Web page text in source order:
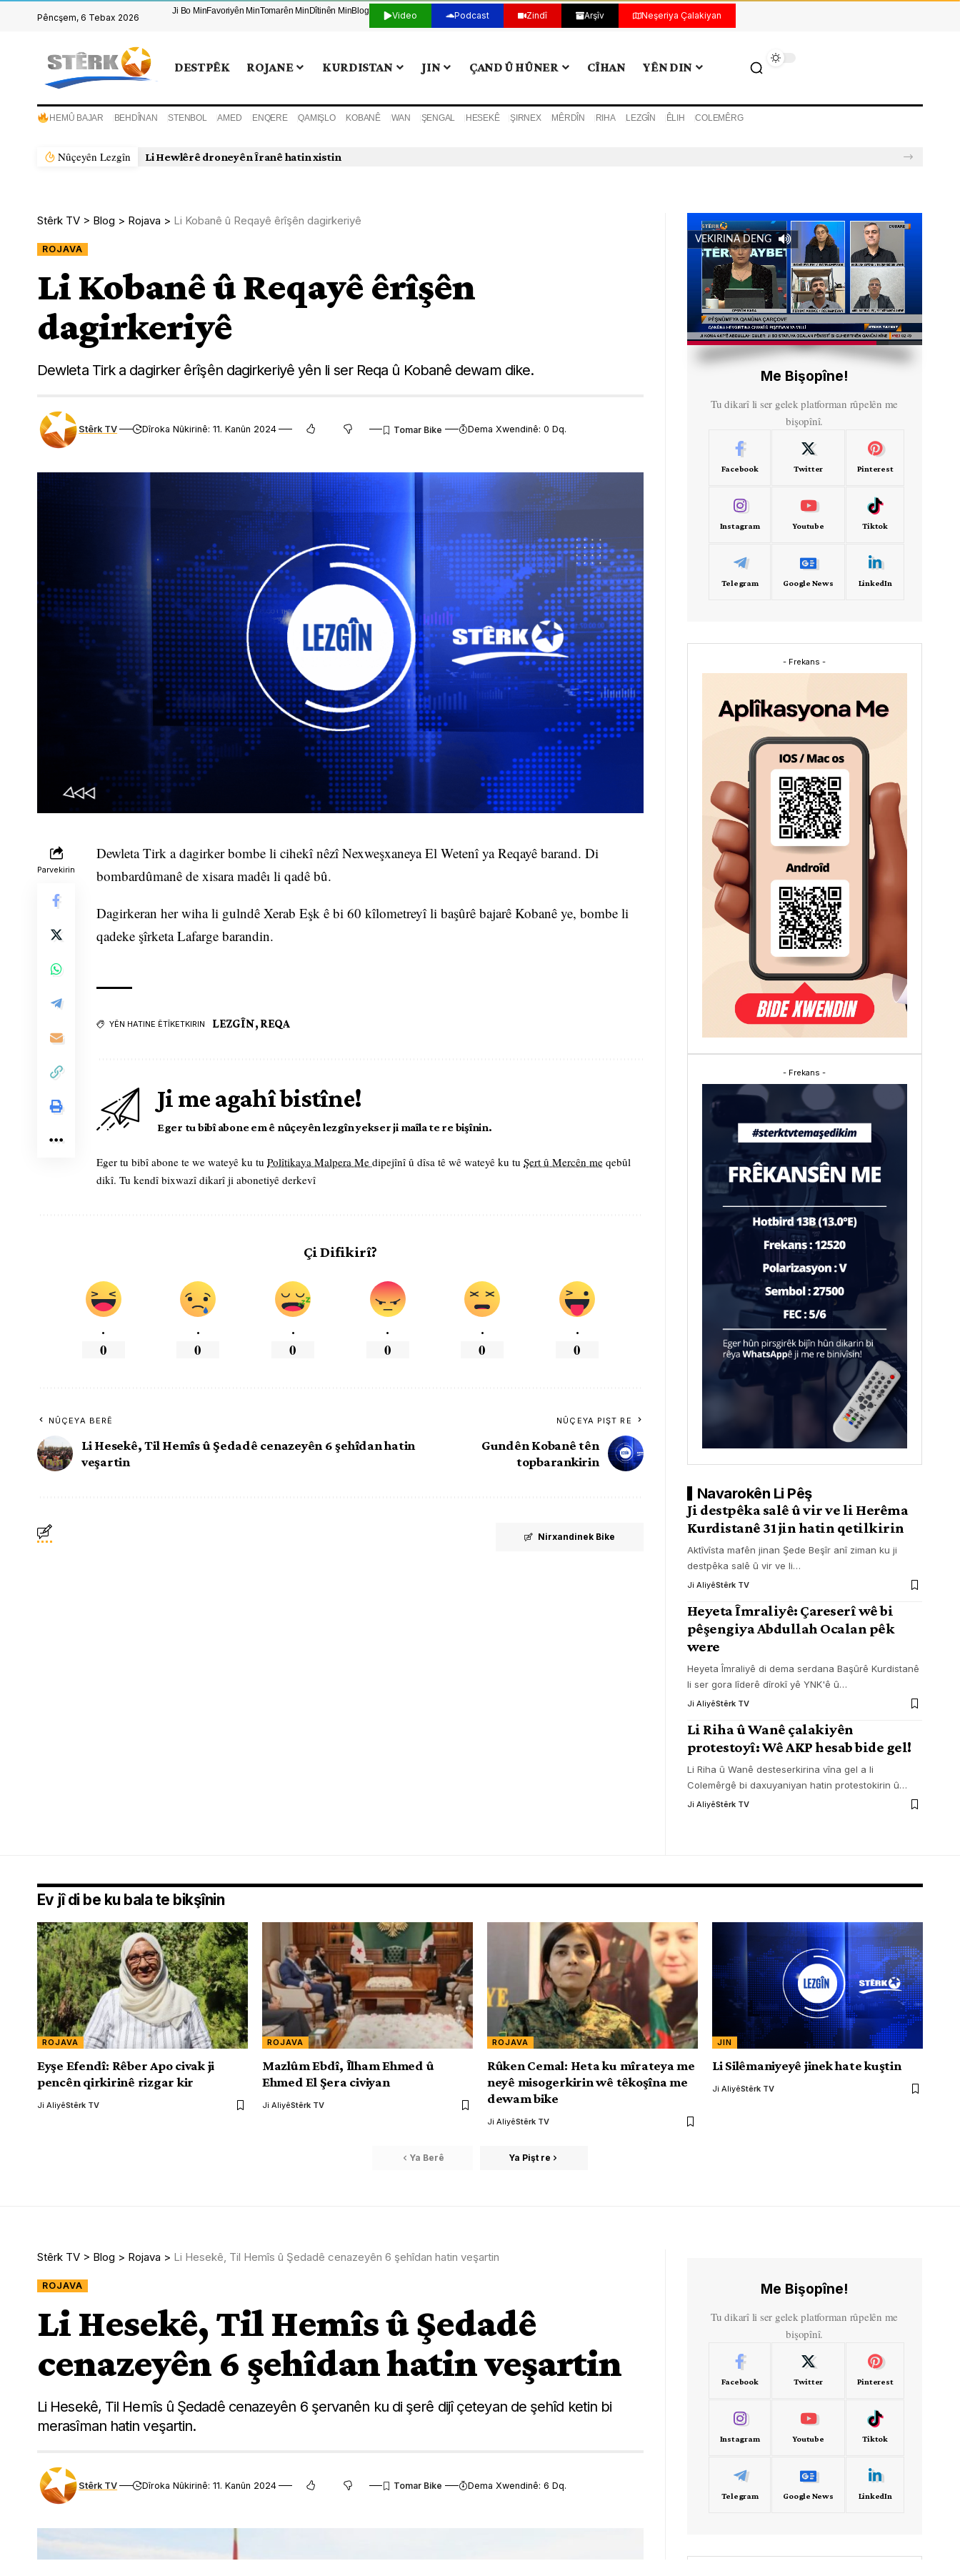
Pêncşem, 6 Tebax 2026
Ji Bo MinFavoriyên MinTomarên Min Dîtinên MinBlog Video Podcast Zindî Arşîv Neşeriya Çalakiyan
DESTPÊK ROJANE KURDISTAN JIN ÇAND Û HÛNER CÎHAN YÊN DIN
HEMÛ BAJAR BEHDÎNAN STENBOL AMED ENQERE QAMIŞLO KOBANÊ WAN ŞENGAL HESEKÊ ŞIRNEX MÊRDÎN RIHA LEZGÎN ÊLIH COLEMÊRG
Nûçeyên Lezgîn
Stêrk TV > Blog > Rojava > Li Kobanê û Reqayê êrîşên dagirkeriyê
ROJAVA
Li Kobanê û Reqayê êrîşên
dagirkeriyê
Dewleta Tirk a dagirker êrîşên dagirkeriyê yên li ser Reqa û Kobanê dewam dike.
Stêrk TV Dîroka Nûkirinê: 11. Kanûn 2024 Dema Xwendinê: 0 Dq.
Parvekirin
Dewleta Tirk a dagirker bombe li cihekî nêzî Nexweşxaneya El Wetenî ya Reqayê barand. Di
bombardûmanê de xisara madêı li qadê bû.
Dagirkeran her wiha li gulndê Xerab Eşk ê bi 60 kîlometreyî li başûrê bajarê Kobanê ye, bombe li
qadeke şîrketa Lafarge barandin.
YÊN HATINE ÊTÎKETKIRIN LEZGÎN, REQA
Ji me agahî bistîne!
Eger tu bibî abone em ê nûçeyên lezgîn yekser ji maîla te re bişînin.
Eger tu bibî abone te we wateyê ku tu Polîtikaya Malpera Me dipejînî û dîsa tê wê wateyê ku tu Şert û Mercên me qebûl
dikî. Tu kendî bixwazî dikarî ji abonetiyê derkevî
Çi Difikirî?
.
0
.
0
.
0
.
0
.
0
.
0
NÛÇEYA BERÊ
Li Hesekê, Til Hemîs û Şedadê cenazeyên 6 şehîdan hatin
veşartin
NÛÇEYA PIŞT RE
Gundên Kobanê tên
topbarankirin
Nirxandinek Bike
VEKIRINA DENG
Me Bişopîne!
Tu dikarî li ser gelek platforman rûpelên me
bişopînî.
Facebook Twitter Pinterest
Instagram Youtube Tiktok
Telegram Google News LinkedIn
- Frekans -
- Frekans -
Navarokên Li Pêş
Ji destpêka salê û vir ve li Herêma
Kurdistanê 31 jin hatin qetilkirin
Aktîvîsta mafên jinan Şede Beşîr anî ziman ku ji
destpêka salê û vir ve li…
Ji AliyêStêrk TV
Heyeta Îmraliyê: Çareserî wê bi
pêşengiya Abdullah Ocalan pêk
were
Heyeta Îmraliyê di dema serdana Başûrê Kurdistanê
li ser gora lîderê dîrokî yê YNK'ê û…
Ji AliyêStêrk TV
Li Riha û Wanê çalakiyên
protestoyî: Wê AKP hesab bide gel!
Li Riha û Wanê desteserkirina vîna gel a li
Colemêrgê bi daxuyaniyan hatin protestokirin û…
Ji AliyêStêrk TV
Ev jî di be ku bala te bikşînin
ROJAVA
Eyşe Efendî: Rêber Apo civak ji
pencên qirkirinê rizgar kir
Ji AliyêStêrk TV
ROJAVA
Mazlûm Ebdî, Îlham Ehmed û
Ehmed El Şera civiyan
Ji AliyêStêrk TV
ROJAVA
Rûken Cemal: Heta ku mîrateya me
neyê misogerkirin wê têkoşîna me
dewam bike
Ji AliyêStêrk TV
JIN
Li Silêmaniyeyê jinek hate kuştin
Ji AliyêStêrk TV
Ya Berê Ya Pişt re
Stêrk TV > Blog > Rojava > Li Hesekê, Til Hemîs û Şedadê cenazeyên 6 şehîdan hatin veşartin
ROJAVA
Li Hesekê, Til Hemîs û Şedadê
cenazeyên 6 şehîdan hatin veşartin
Li Hesekê, Til Hemîs û Şedadê cenazeyên 6 şervanên ku di şerê dijî çeteyan de şehîd ketin bi
merasîman hatin veşartin.
Stêrk TV Dîroka Nûkirinê: 11. Kanûn 2024 Dema Xwendinê: 6 Dq.
Me Bişopîne!
Tu dikarî li ser gelek platforman rûpelên me
bişopînî.
Facebook Twitter Pinterest
Instagram Youtube Tiktok
Telegram Google News LinkedIn